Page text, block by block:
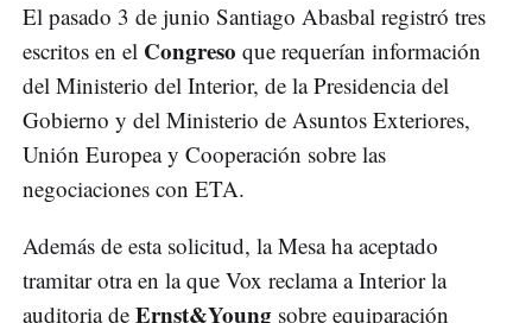
El pasado 3 de junio Santiago Abasbal registró tres
escritos en el Congreso que requerían información
del Ministerio del Interior, de la Presidencia del
Gobierno y del Ministerio de Asuntos Exteriores,
Unión Europea y Cooperación sobre las
negociaciones con ETA.
Además de esta solicitud, la Mesa ha aceptado
tramitar otra en la que Vox reclama a Interior la
auditoria de Ernst&Young sobre equiparación